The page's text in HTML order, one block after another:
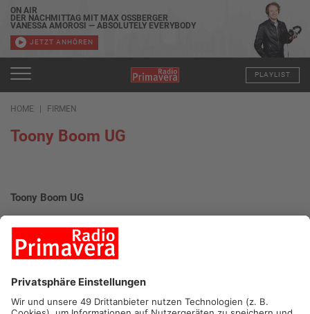
ON AIR
DER NACHMITTAG MIT MAX OSSBERGER
VANESSA AMOROSI — ABSOLUTELY EVERYBODY
JETZT ANHÖREN
PLAYLIST
HOME FIRMEN
Toony Boom UG
Toony Boom UG
63843 Niedernberg
Aktuelle Stellen